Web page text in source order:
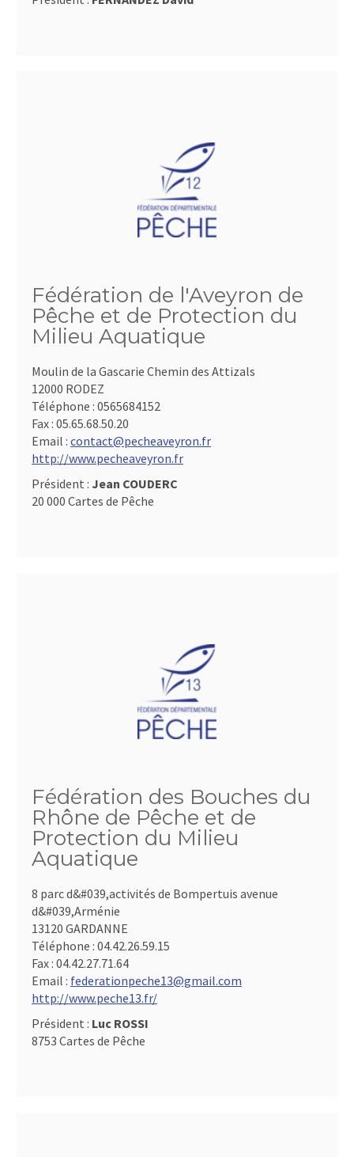
Fédération de l'Aveyron de
Pêche et de Protection du
Milieu Aquatique
Moulin de la Gascarie Chemin des Attizals
12000 RODEZ
Téléphone : 0565684152
Fax : 05.65.68.50.20
Email : contact@pecheaveyron.fr
http://www.pecheaveyron.fr
Président : Jean COUDERC
20 000 Cartes de Pêche
Fédération des Bouches du
Rhône de Pêche et de
Protection du Milieu
Aquatique
8 parc d&#039,activités de Bompertuis avenue
d&#039,Arménie
13120 GARDANNE
Téléphone : 04.42.26.59.15
Fax : 04.42.27.71.64
Email : federationpeche13@gmail.com
http://www.peche13.fr/
Président : Luc ROSSI
8753 Cartes de Pêche